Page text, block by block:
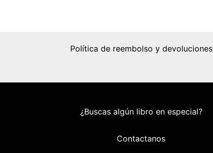
Política de reembolso y devoluciones
¿Buscas algún libro en especial?
Contactanos